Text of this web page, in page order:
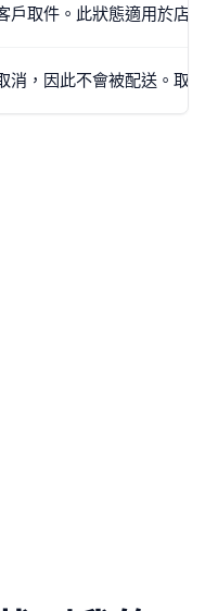
戶取件。此狀態適用於店內
消，因此不會被配送。取消